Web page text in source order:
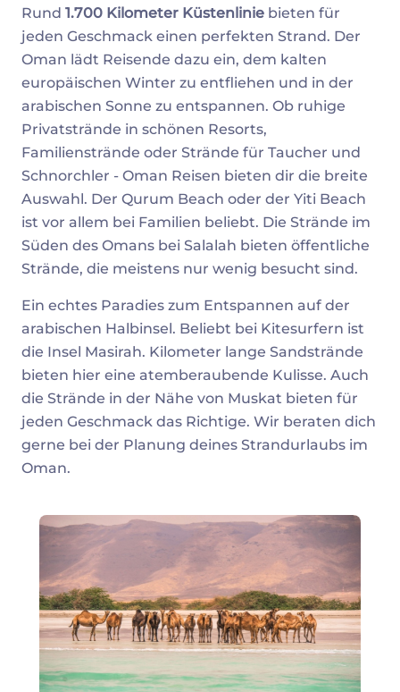
Rund 1.700 Kilometer Küstenlinie bieten für
jeden Geschmack einen perfekten Strand. Der
Oman lädt Reisende dazu ein, dem kalten
europäischen Winter zu entfliehen und in der
arabischen Sonne zu entspannen. Ob ruhige
Privatstrände in schönen Resorts,
Familienstrände oder Strände für Taucher und
Schnorchler - Oman Reisen bieten dir die breite
Auswahl. Der Qurum Beach oder der Yiti Beach
ist vor allem bei Familien beliebt. Die Strände im
Süden des Omans bei Salalah bieten öffentliche
Strände, die meistens nur wenig besucht sind.
Ein echtes Paradies zum Entspannen auf der
arabischen Halbinsel. Beliebt bei Kitesurfern ist
die Insel Masirah. Kilometer lange Sandstrände
bieten hier eine atemberaubende Kulisse. Auch
die Strände in der Nähe von Muskat bieten für
jeden Geschmack das Richtige. Wir beraten dich
gerne bei der Planung deines Strandurlaubs im
Oman.